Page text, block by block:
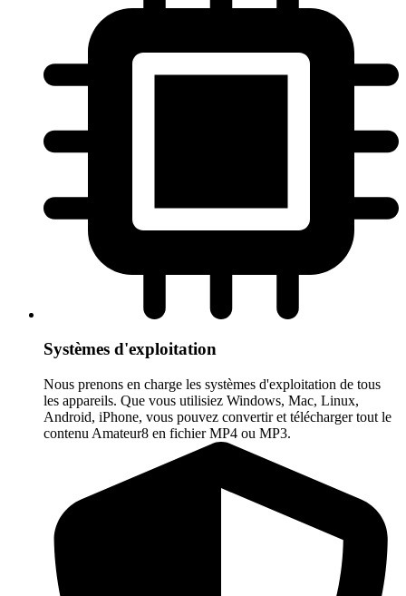
Systèmes d'exploitation
Nous prenons en charge les systèmes d'exploitation de tous
les appareils. Que vous utilisiez Windows, Mac, Linux,
Android, iPhone, vous pouvez convertir et télécharger tout le
contenu Amateur8 en fichier MP4 ou MP3.